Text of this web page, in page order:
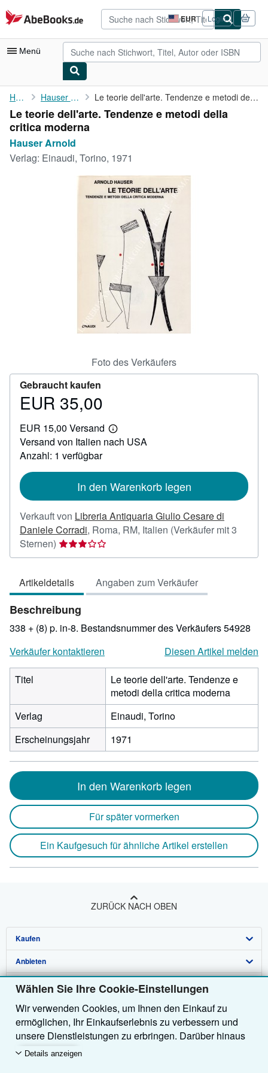
Wählen Sie Ihre Cookie-Einstellungen
Wir verwenden Cookies, um Ihnen den Einkauf zu
ermöglichen, Ihr Einkaufserlebnis zu verbessern und
unsere Dienstleistungen zu erbringen. Darüber hinaus
verwenden wir Cookies, um nachzuvollziehen, wie
Details anzeigen
Zum Hauptinhalt
AbeBooks.de EUR
Seite
der
Einkaufseinstellungen.
Login
Menü
Nutzerkonto
Meine Bestellungen
Detailsuche
Sammlungen
Kunst & Sammlerstücke
SCHLIESSEN
Home Hauser Arnold Le teorie dell'arte. Tendenze e metodi della critica moderna
Le teorie dell'arte. Tendenze e metodi della
critica moderna
Hauser Arnold
Verlag: Einaudi, Torino, 1971
Foto des Verkäufers
Gebraucht kaufen
Preis
35,00
EUR 35,00
EUR 15,00 Versand
Weitere
Informationen
Versand von Italien nach USA
Anzahl: 1 verfügbar
In den Warenkorb legen
Verkauft von Libreria Antiquaria Giulio Cesare di
Daniele Corradi, Roma, RM, Italien (Verkäufer mit 3
Sternen) Verkäuferbewertung
3
5
Sternen
Artikeldetails Angaben zum Verkäufer
Beschreibung
338 + (8) p. in-8. Bestandsnummer des Verkäufers 54928
Verkäufer kontaktieren
Diesen Artikel melden
Titel
Le teorie dell'arte. Tendenze e
metodi della critica moderna
Verlag
Einaudi, Torino
Erscheinungsjahr
1971
In den Warenkorb legen
Für später vormerken
Ein Kaufgesuch für ähnliche Artikel erstellen
ZURÜCK NACH OBEN
Kaufen
Detailsuche
Sammlungen
Nutzerkonto
Meine Bestellungen
Warenkorb
Anbieten
Verkäufer werden
Partnerprogramm
Empfehlen Sie einen Verkäufer
Über uns
Über uns / Impressum
Presse
Karriere
Hilfe
Hilfebereich
Kundenservice
Weitere AbeBooks Unternehmen
AbeBooks.com
AbeBooks folgen